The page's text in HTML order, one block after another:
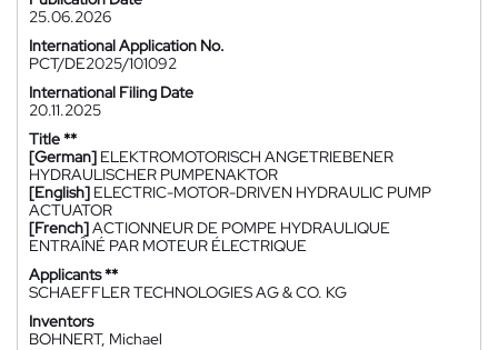
25.06.2026
International Application No.
PCT/DE2025/101092
International Filing Date
20.11.2025
Title **
[German] ELEKTROMOTORISCH ANGETRIEBENER
HYDRAULISCHER PUMPENAKTOR
[English] ELECTRIC-MOTOR-DRIVEN HYDRAULIC PUMP
ACTUATOR
[French]ACTIONNEUR DE POMPE HYDRAULIQUE
ENTRAÎNÉ PAR MOTEUR ÉLECTRIQUE
Applicants **
SCHAEFFLER TECHNOLOGIES AG & CO. KG
Inventors
BOHNERT, Michael